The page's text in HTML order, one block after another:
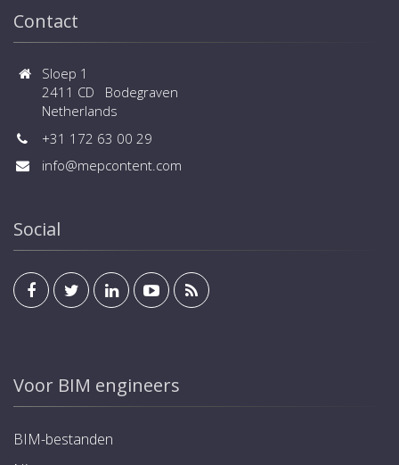
Contact
Sloep 1
2411 CD Bodegraven
Netherlands
+31 172 63 00 29
info@mepcontent.com
Social
Voor BIM engineers
BIM-bestanden